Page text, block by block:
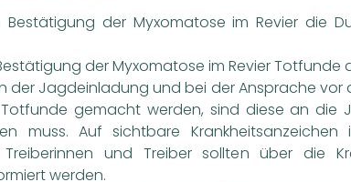
der Myxomatose im Revier die
der Myxomatose im Revier Totfunde
der Jagdeinladung und bei der Ansprache
Totfunde gemacht werden, sind diese an
muss. Auf sichtbare
und Treiber sollten über die
werden.